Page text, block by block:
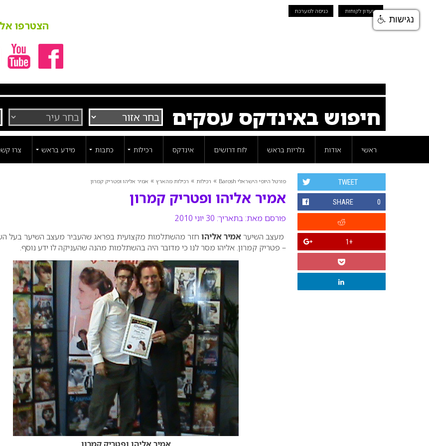
מועדון לקוחות כניסה למערכת
הצטרפו
חיפוש באינדקס עסקים
ראשי אודות גלריות בראש לוח דרושים אינדקס רכילות כתבות מידע בראש צרו
פורטל היופי הישראלי Barosh » רכילות » רכילות מהארץ » אמיר אליהו ופטריק קמרון
אמיר אליהו ופטריק קמרון
פורסם מאת: בתאריך: 30 יוני 2010
TWEET
SHARE 0
+1 מעצב השיעראמיר אליהו חזר מהשתלמות מקצועית בפראג שהעביר מעצב השיער בעל
– פטריק קמרון. אליהו מסר לנו כי מדובר היה בהשתלמות מהנה שהעניקה לו ידע נוסף.
נגישות